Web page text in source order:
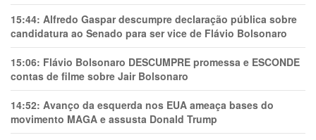
15:44: Alfredo Gaspar descumpre declaração pública sobre
candidatura ao Senado para ser vice de Flávio Bolsonaro
15:06: Flávio Bolsonaro DESCUMPRE promessa e ESCONDE
contas de filme sobre Jair Bolsonaro
14:52: Avanço da esquerda nos EUA ameaça bases do
movimento MAGA e assusta Donald Trump